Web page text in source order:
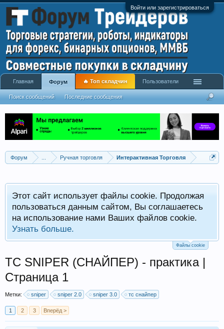
Войти или зарегистрироваться
Форум Ручная торговля Интерактивная Торговля
Этот сайт использует файлы cookie. Продолжая
пользоваться данным сайтом, Вы соглашаетесь
на использование нами Ваших файлов cookie.
Узнать больше.
Файлы cookie
ТС SNIPER (СНАЙПЕР) - практика |
Страница 1
Метки: sniper sniper 2.0 sniper 3.0 тс снайпер
1 2 3 Вперёд >
Главная Форум
Поиск сообщений Последние сообщения
🔥 Топ складчин Пользователи